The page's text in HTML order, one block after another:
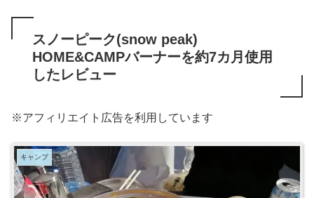
スノーピーク(snow peak)
HOME&CAMPバーナーを約7カ月使用
したレビュー
※アフィリエイト広告を利用しています
キャンプ